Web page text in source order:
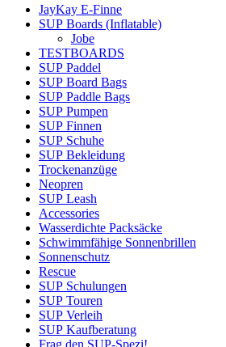
JayKay E-Finne
SUP Boards (Inflatable)
Jobe
TESTBOARDS
SUP Paddel
SUP Board Bags
SUP Paddle Bags
SUP Pumpen
SUP Finnen
SUP Schuhe
SUP Bekleidung
Trockenanzüge
Neopren
SUP Leash
Accessories
Wasserdichte Packsäcke
Schwimmfähige Sonnenbrillen
Sonnenschutz
Rescue
SUP Schulungen
SUP Touren
SUP Verleih
SUP Kaufberatung